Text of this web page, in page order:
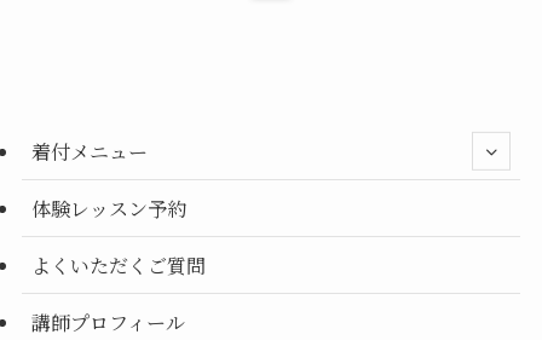
着付メニュー
体験レッスン予約
よくいただくご質問
講師プロフィール